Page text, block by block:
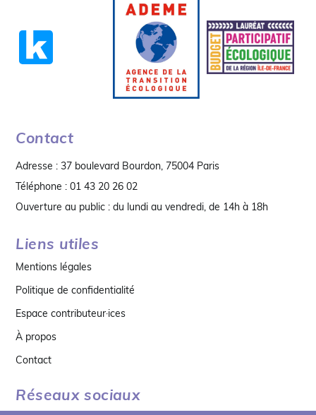
Contact
Adresse : 37 boulevard Bourdon, 75004 Paris
Téléphone : 01 43 20 26 02
Ouverture au public : du lundi au vendredi, de 14h à 18h
Liens utiles
Mentions légales
Politique de confidentialité
Espace contributeur·ices
À propos
Contact
Réseaux sociaux